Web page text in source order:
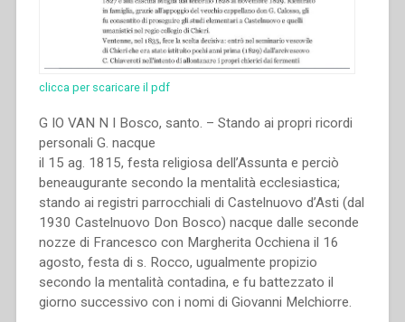
clicca per scaricare il pdf
G IO VAN N I Bosco, santo. – Stando ai propri ricordi
personali G. nacque
il 15 ag. 1815, festa religiosa dell’Assunta e perciò
beneaugurante secondo la mentalità ecclesiastica;
stando ai registri parrocchiali di Castelnuovo d’Asti (dal
1930 Castelnuovo Don Bosco) nacque dalle seconde
nozze di Francesco con Margherita Occhiena il 16
agosto, festa di s. Rocco, ugualmente propizio
secondo la mentalità contadina, e fu battezzato il
giorno successivo con i nomi di Giovanni Melchiorre.